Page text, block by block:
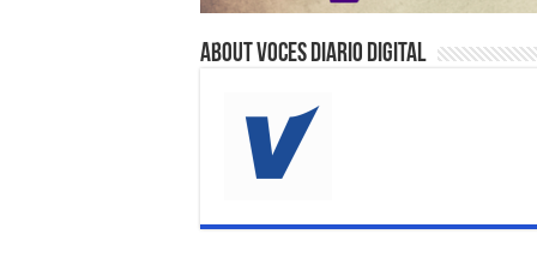
About VOCES Diario digital